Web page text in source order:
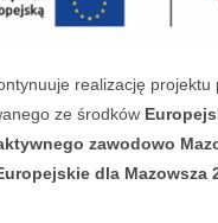
realizację projektu
ze środków
zawodowo
dla Mazowsza